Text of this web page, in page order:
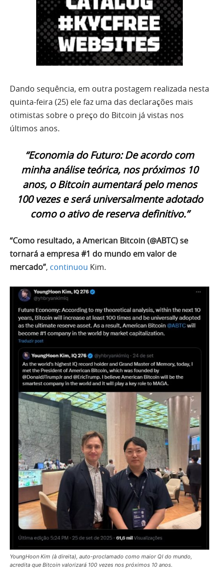
Dando sequência, em outra postagem realizada nesta
quinta-feira (25) ele faz uma das declarações mais
otimistas sobre o preço do Bitcoin já vistas nos
últimos anos.
“Economia do Futuro: De acordo com
minha análise teórica, nos próximos 10
anos, o Bitcoin aumentará pelo menos
100 vezes e será universalmente adotado
como o ativo de reserva definitivo.”
“Como resultado, a American Bitcoin (@ABTC) se
tornará a empresa #1 do mundo em valor de
mercado”, continuou Kim.
YoungHoon Kim (à direita), auto-proclamado como maior QI do mundo,
acredita que Bitcoin valorizará 100 vezes nos próximos 10 anos.